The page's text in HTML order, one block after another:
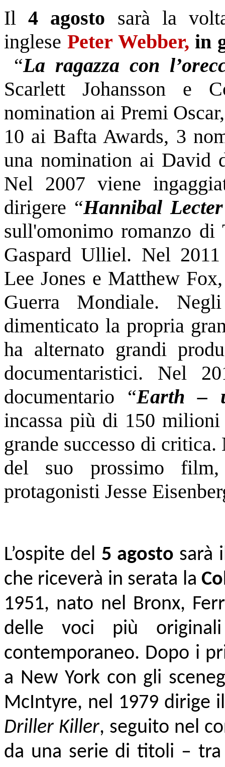
Il4 agosto sarà la
inglese Peter Webber, in
“La ragazza con
Scarlett Johansson e
nomination ai Premi
10 ai Bafta Awards, 3
una nomination ai David
Nel 2007 viene
dirigere “Hannibal
sull'omonimo romanzo di
Gaspard Ulliel. Nel
Lee Jones e Matthew
Guerra Mondiale.
dimenticato la propria
ha alternato grandi
documentaristici. Nel
documentario “Earth –
incassa più di 150
grande successo di
del suo prossimo
protagonisti Jesse
L’ospite del 5 agosto sarà
che riceverà in serata la
1951, nato nel Bronx,
delle voci più
contemporaneo. Dopo i
a New York con gli
McIntyre, nel 1979 dirige
Driller Killer, seguito nel
da una serie di titoli –